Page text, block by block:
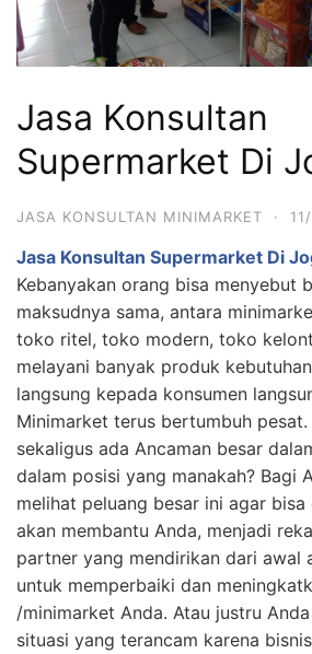
Jasa Konsultan
Supermarket Di
JASA KONSULTAN MINIMARKET ·
Jasa Konsultan Supermarket Di
Kebanyakan orang bisa menyebut
maksudnya sama, antara
toko ritel, toko modern, toko
melayani banyak produk
langsung kepada konsumen
Minimarket terus bertumbuh
sekaligus ada Ancaman besar
dalam posisi yang manakah? Bagi
melihat peluang besar ini agar
akan membantu Anda, menjadi
partner yang mendirikan dari awal
untuk memperbaiki dan
/minimarket Anda. Atau justru
situasi yang terancam karena